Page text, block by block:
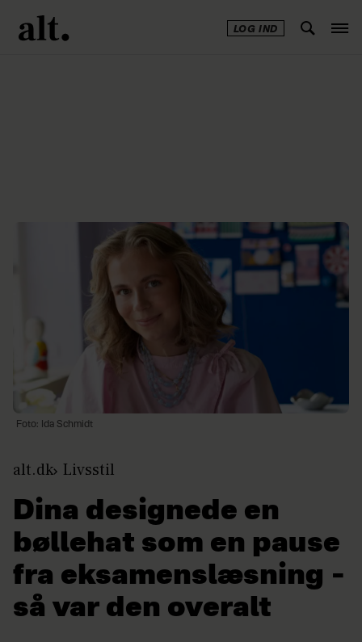
LOG IND
Foto: Ida Schmidt
alt.dk Livsstil
Dina designede en
bøllehat som en pause
fra eksamenslæsning –
så var den overalt